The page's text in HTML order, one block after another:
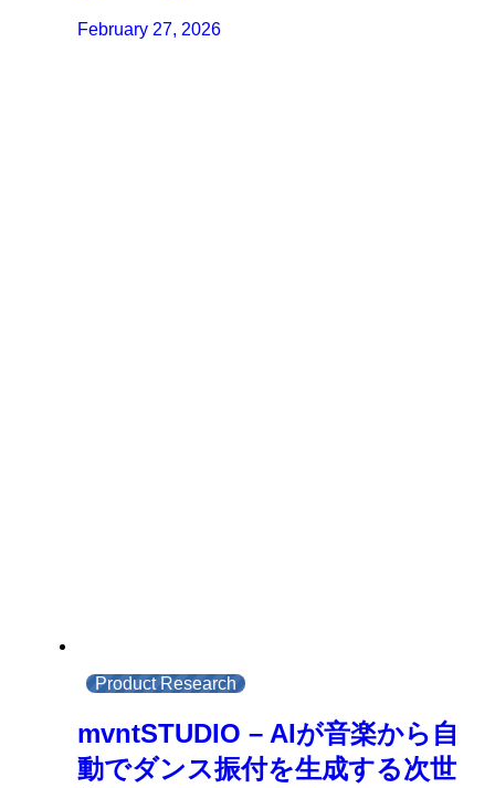
February 27, 2026
Product Research
mvntSTUDIO – AIが音楽から自
動でダンス振付を生成する次世